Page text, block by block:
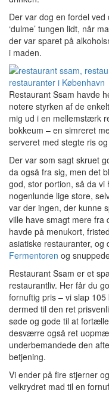
Der var dog en fordel
‘dulme’ tungen lidt, når
der var sparet på
i maden.
Restaurant Ssam havde
notere styrken af de
mig ud i en mellemstærk
bokkeum – en simreret
serveret med stegte ris
Der var som sagt skruet
da også fra sig, men det
god, stor portion, så da
nogenlunde lige store,
var der ingen, der kunne
ville have smagt mere fra
havde på menukort,
asiatiske restauranter, og
Fermentoren og
Restaurant Ssam er et
restaurantliv. Her får du
fornuftig pris – vi slap
dermed til den ret
søde og gode til at
desværre også ret
underbemandede den
betjening.
Vi ender på fire stjerner
velkrydret mad til en